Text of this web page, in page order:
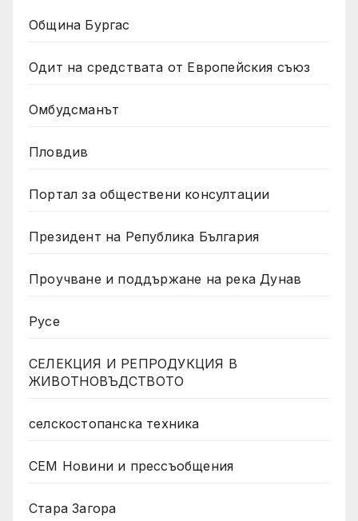
Община Бургас
Одит на средствата от Европейския съюз
Омбудсманът
Пловдив
Портал за обществени консултации
Президент на Република България
Проучване и поддържане на река Дунав
Русе
СЕЛЕКЦИЯ И РЕПРОДУКЦИЯ В
ЖИВОТНОВЪДСТВОТО
селскостопанска техника
СЕМ Новини и прессъобщения
Стара Загора